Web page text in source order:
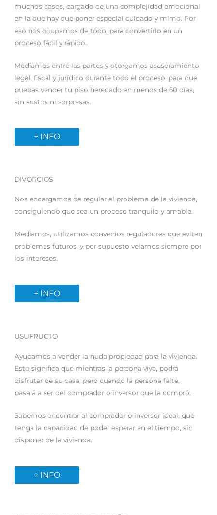
muchos casos, cargado de una complejidad emocional
en la que hay que poner especial cuidado y mimo. Por
eso nos ocupamos de todo, para convertirlo en un
proceso fácil y rápido.
Mediamos entre las partes y otorgamos asesoramiento
legal, fiscal y jurídico durante todo el proceso, para que
puedas vender tu piso heredado en menos de 60 días,
sin sustos ni sorpresas.
+ INFO
DIVORCIOS
Nos encargamos de regular el problema de la vivienda,
consiguiendo que sea un proceso tranquilo y amable.
Mediamos, utilizamos convenios reguladores que eviten
problemas futuros, y por supuesto velamos siempre por
los intereses.
+ INFO
USUFRUCTO
Ayudamos a vender la nuda propiedad para la vivienda.
Esto significa que mientras la persona viva, podrá
disfrutar de su casa, pero cuando la persona falte,
pasará a ser del comprador o inversor que la compró.
Sabemos encontrar al comprador o inversor ideal, que
tenga la capacidad de poder esperar en el tiempo, sin
disponer de la vivienda.
+ INFO